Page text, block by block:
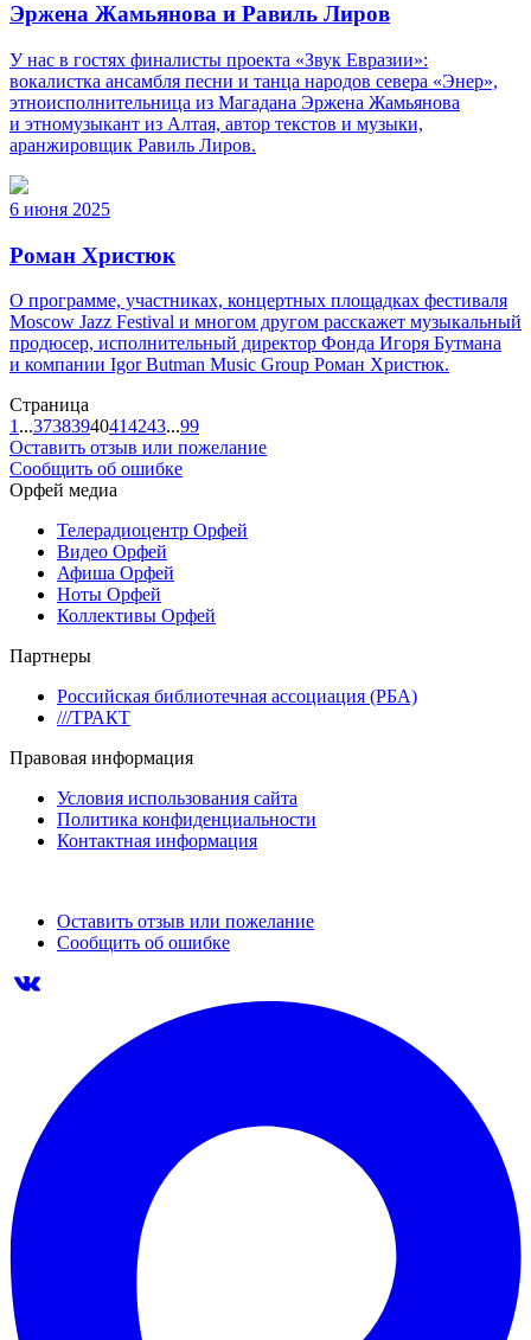
Эржена Жамьянова и Равиль Лиров
У нас в гостях финалисты проекта «Звук Евразии»:
вокалистка ансамбля песни и танца народов севера «Энер»,
этноисполнительница из Магадана Эржена Жамьянова
и этномузыкант из Алтая, автор текстов и музыки,
аранжировщик Равиль Лиров.
6 июня 2025
Роман Христюк
О программе, участниках, концертных площадках фестиваля
Moscow Jazz Festival и многом другом расскажет музыкальный
продюсер, исполнительный директор Фонда Игоря Бутмана
и компании Igor Butman Music Group Роман Христюк.
Страница
1 ...37383940414243...99
Оставить отзыв или пожелание
Сообщить об ошибке
Орфей медиа
Телерадиоцентр Орфей
Видео Орфей
Афиша Орфей
Ноты Орфей
Коллективы Орфей
Партнеры
Российская библиотечная ассоциация (РБА)
///ТРАКТ
Правовая информация
Условия использования сайта
Политика конфиденциальности
Контактная информация
Оставить отзыв или пожелание
Сообщить об ошибке